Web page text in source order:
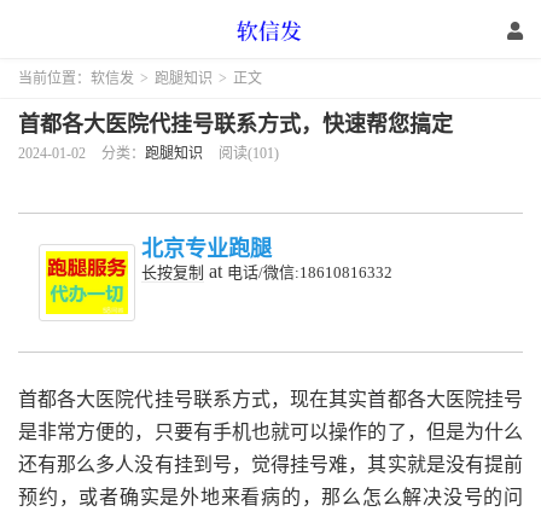
当前位置： 软信发 > 跑腿知识 > 正文
首都各大医院代挂号联系方式，快速帮您搞定
2024-01-02 分类： 跑腿知识 阅读(101)
北京专业跑腿
长按复制 at 电话/微信:18610816332
首都各大医院代挂号联系方式，现在其实首都各大医院挂号
是非常方便的，只要有手机也就可以操作的了，但是为什么
还有那么多人没有挂到号，觉得挂号难，其实就是没有提前
预约，或者确实是外地来看病的，那么怎么解决没号的问